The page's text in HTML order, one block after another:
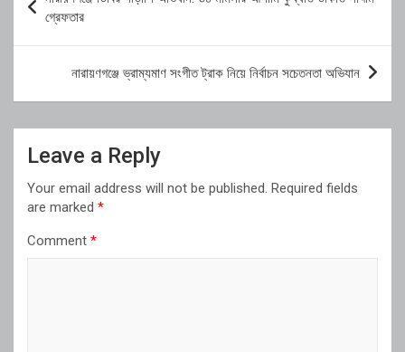
navigation
গ্রেফতার
নারায়ণগঞ্জে ভ্রাম্যমাণ সংগীত ট্রাক নিয়ে নির্বাচন সচেতনতা অভিযান
Leave a Reply
Your email address will not be published. Required fields
are marked *
Comment *